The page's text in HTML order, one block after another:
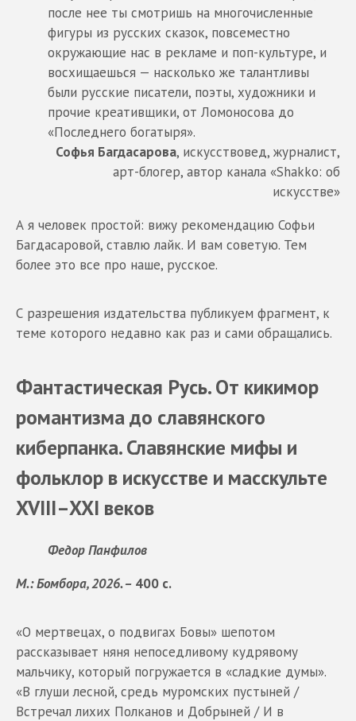
после нее ты смотришь на многочисленные
фигуры из русских сказок, повсеместно
окружающие нас в рекламе и поп-культуре, и
восхищаешься — насколько же талантливы
были русские писатели, поэты, художники и
прочие креативщики, от Ломоносова до
«Последнего богатыря».
Софья Багдасарова, искусствовед, журналист,
арт-блогер, автор канала «Shakko: об
искусстве»
А я человек простой: вижу рекомендацию Софьи
Багдасаровой, ставлю лайк. И вам советую. Тем
более это все про наше, русское.
С разрешения издательства публикуем фрагмент, к
теме которого недавно как раз и сами обращались.
Фантастическая Русь. От кикимор
романтизма до славянского
киберпанка. Славянские мифы и
фольклор в искусстве и масскульте
XVIII–XXI веков
Федор Панфилов
М.: Бомбора, 2026. – 400 с.
«О мертвецах, о подвигах Бовы» шепотом
рассказывает няня непоседливому кудрявому
мальчику, который погружается в «сладкие думы».
«В глуши лесной, средь муромских пустыней /
Встречал лихих Полканов и Добрыней / И в